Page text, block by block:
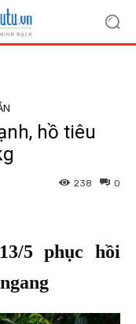
hồ tiêu
0
238
5 phục hồi